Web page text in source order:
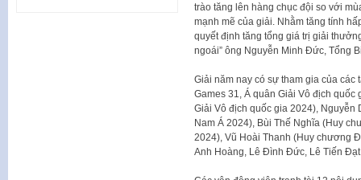
trào tăng lên hàng chục đội so với
mạnh mẽ của giải. Nhằm tăng tính
quyết định tăng tổng giá trị giải
ngoái” ông Nguyễn Minh Đức, Tổng
Giải năm nay có sự tham gia của
Games 31, Á quân Giải Vô địch
Giải Vô địch quốc gia 2024),
Nam Á 2024), Bùi Thế Nghĩa (Huy
2024), Vũ Hoài Thanh (Huy chương
Anh Hoàng, Lê Đình Đức, Lê Tiến